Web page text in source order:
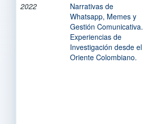
2022
Narrativas de
Whatsapp, Memes y
Gestión Comunicativa.
Experiencias de
Investigación desde el
Oriente Colombiano.